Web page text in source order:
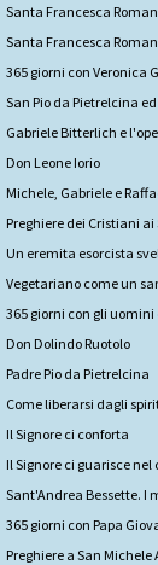
Santa Francesca
Santa Francesca
365 giorni con Veronica
San Pio da Pietrelcina
Gabriele Bitterlich e
Don Leone Iorio
Michele, Gabriele e
Preghiere dei Cristiani
Un eremita esorcista
Vegetariano come un
365 giorni con gli uomini
Don Dolindo Ruotolo
Padre Pio da Pietrelcina
Come liberarsi dagli
Il Signore ci conforta
Il Signore ci guarisce nel
Sant'Andrea Bessette. I
365 giorni con Papa
Preghiere a San Michele